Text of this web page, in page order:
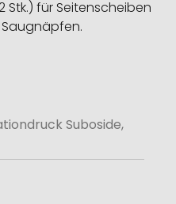
für Seitenscheiben
Suboside,